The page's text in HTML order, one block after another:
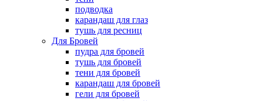
подводка
карандаш для глаз
тушь для ресниц
Для Бровей
пудра для бровей
тушь для бровей
тени для бровей
карандаш для бровей
гели для бровей